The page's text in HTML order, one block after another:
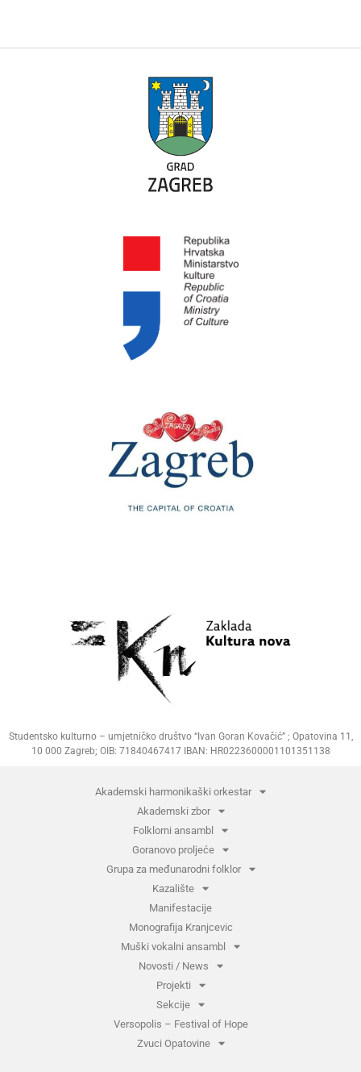
Studentsko kulturno – umjetničko društvo “Ivan Goran Kovačić” ; Opatovina 11,
10 000 Zagreb; OIB: 71840467417 IBAN: HR0223600001101351138
Akademski harmonikaški orkestar
Akademski zbor
Folklorni ansambl
Goranovo proljeće
Grupa za međunarodni folklor
Kazalište
Manifestacije
Monografija Kranjcevic
Muški vokalni ansambl
Novosti / News
Projekti
Sekcije
Versopolis – Festival of Hope
Zvuci Opatovine